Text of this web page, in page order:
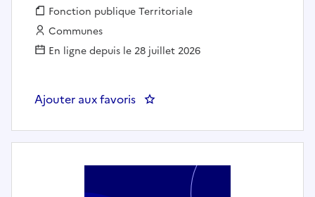
Fonction publique :
Fonction publique Territoriale
Employeur :
Communes
En ligne depuis le 28 juillet 2026
Ajouter aux favoris : Animateur enfance - jeunesse